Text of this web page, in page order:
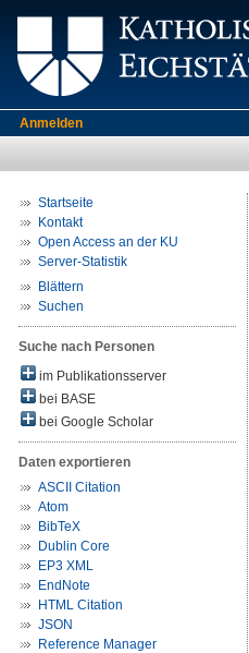
Anmelden
Startseite
Kontakt
Open Access an der KU
Server-Statistik
Blättern
Suchen
Suche nach Personen
im Publikationsserver
bei BASE
bei Google Scholar
Daten exportieren
ASCII Citation
Atom
BibTeX
Dublin Core
EP3 XML
EndNote
HTML Citation
JSON
Reference Manager